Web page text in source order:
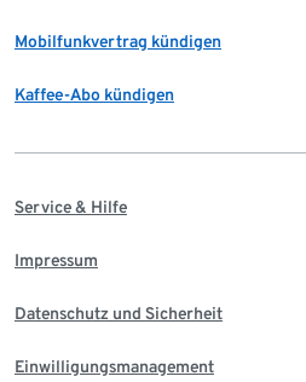
Mobilfunkvertrag kündigen
Kaffee-Abo kündigen
Service & Hilfe
Impressum
Datenschutz und Sicherheit
Einwilligungsmanagement